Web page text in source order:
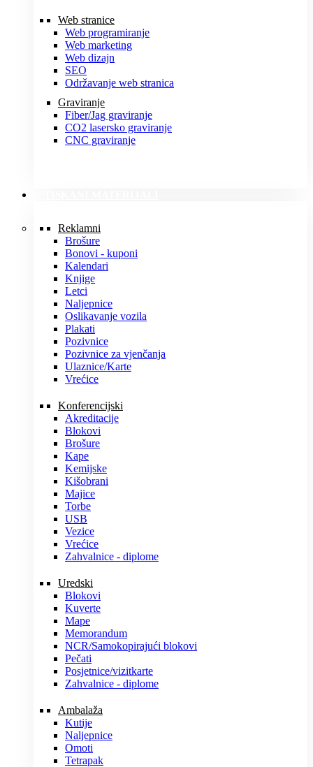
Web stranice
Web programiranje
Web marketing
Web dizajn
SEO
Održavanje web stranica
Graviranje
Fiber/Jag graviranje
CO2 lasersko graviranje
CNC graviranje
Reklamni
Brošure
Bonovi - kuponi
Kalendari
Knjige
Letci
Naljepnice
Oslikavanje vozila
Plakati
Pozivnice
Pozivnice za vjenčanja
Ulaznice/Karte
Vrećice
Konferencijski
Akreditacije
Blokovi
Brošure
Kape
Kemijske
Kišobrani
Majice
Torbe
USB
Vezice
Vrećice
Zahvalnice - diplome
Uredski
Blokovi
Kuverte
Mape
Memorandum
NCR/Samokopirajući blokovi
Pečati
Posjetnice/vizitkarte
Zahvalnice - diplome
Ambalaža
Kutije
Naljepnice
Omoti
Tetrapak